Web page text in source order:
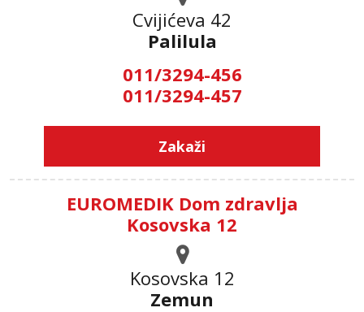
Cvijićeva 42
Palilula
011/3294-456
011/3294-457
Zakaži
EUROMEDIK Dom zdravlja
Kosovska 12
Kosovska 12
Zemun